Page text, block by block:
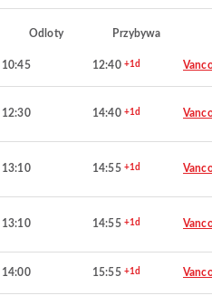
Odloty Przybywa
10:45 12:40 +1d
12:30 14:40 +1d
13:10 14:55 +1d
13:10 14:55 +1d
14:00 15:55 +1d